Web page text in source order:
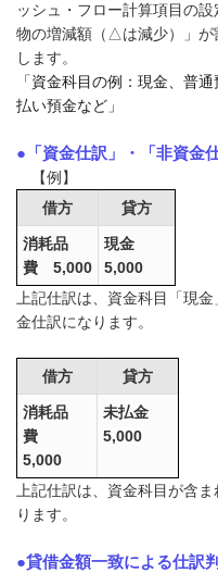
ッシュ・フロー計算項目の
物の増減額（△は減少）」が
します。
「資金科目の例：現金、普
払い預金など」
●「資金仕訳」・「非資金
【例】
借方
貸方
消耗品
費 5,000
現金
5,000
上記仕訳は、資金科目「現
金仕訳になります。
借方 貸方
消耗品
費
5,000
未払金
5,000
上記仕訳は、資金科目が含
ります。
●貸借金額一致による仕訳